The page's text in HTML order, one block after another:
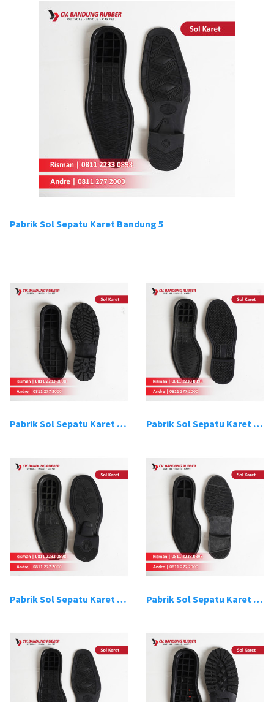
Pabrik Sol Sepatu Karet Bandung 5
Pabrik Sol Sepatu Karet Bandung 1 Pabrik Sol Sepatu Karet Bandung 2
Pabrik Sol Sepatu Karet Bandung 3 Pabrik Sol Sepatu Karet Bandung 4